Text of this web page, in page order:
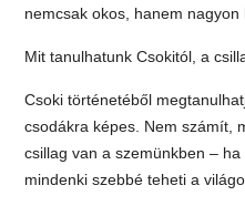
nemcsak okos, hanem nagyon
Mit tanulhatunk Csokitól, a
Csoki történetéből
csodákra képes. Nem számít,
csillag van a szemünkben –
mindenki szebbé teheti a